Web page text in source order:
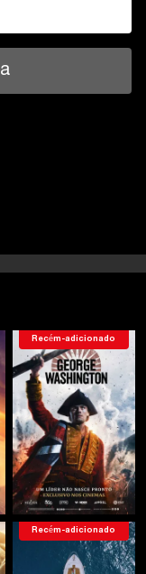
Recém-adicionado
Recém-adicionado